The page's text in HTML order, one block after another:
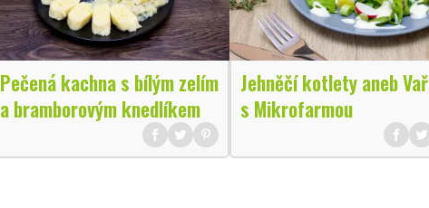
Pečená kachna s bílým zelím
a bramborovým knedlíkem
Jehněčí kotlety aneb
s Mikrofarmou